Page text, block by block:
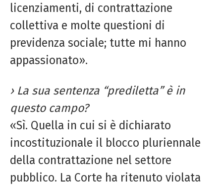
licenziamenti, di contrattazione
collettiva e molte questioni di
previdenza sociale; tutte mi hanno
appassionato».
› La sua sentenza “prediletta” è in
questo campo?
«Sì. Quella in cui si è dichiarato
incostituzionale il blocco pluriennale
della contrattazione nel settore
pubblico. La Corte ha ritenuto violata